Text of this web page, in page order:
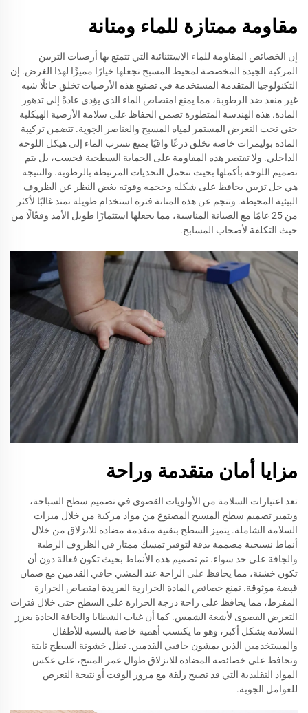
مقاومة ممتازة للماء ومتانة
إن الخصائص المقاومة للماء الاستثنائية التي تتمتع بها أرضيات التزيين
المركبة الجيدة المخصصة لمحيط المسبح تجعلها خيارًا مميزًا لهذا الغرض. إن
التكنولوجيا المتقدمة المستخدمة في تصنيع هذه الأرضيات تخلق حائلًا شبه
غير منفذ ضد الرطوبة، مما يمنع امتصاص الماء الذي يؤدي عادةً إلى تدهور
المادة. هذه الهندسة المتطورة تضمن الحفاظ على سلامة الأرضية الهيكلية
حتى تحت التعرض المستمر لمياه المسبح والعناصر الجوية. تتضمن تركيبة
المادة بوليمرات خاصة تخلق درعًا واقيًا يمنع تسرب الماء إلى هيكل اللوحة
الداخلي. ولا تقتصر هذه المقاومة على الحماية السطحية فحسب، بل يتم
تصميم اللوحة بأكملها بحيث تتحمل التحديات المرتبطة بالرطوبة. والنتيجة
هي حل تزيين يحافظ على شكله وحجمه وقوته بغض النظر عن الظروف
البيئية المحيطة. وتنجم عن هذه المتانة فترة استخدام طويلة تمتد غالبًا لأكثر
من 25 عامًا مع الصيانة المناسبة، مما يجعلها استثمارًا طويل الأمد وفعّالًا من
حيث التكلفة لأصحاب المسابح.
مزايا أمان متقدمة وراحة
تعد اعتبارات السلامة من الأولويات القصوى في تصميم سطح السباحة،
ويتميز تصميم سطح المسبح المصنوع من مواد مركبة من خلال ميزات
السلامة الشاملة. يتميز السطح بتقنية متقدمة مضادة للانزلاق من خلال
أنماط نسيجية مصممة بدقة لتوفير تمسك ممتاز في الظروف الرطبة
والجافة على حد سواء. تم تصميم هذه الأنماط بحيث تكون فعالة دون أن
تكون خشنة، مما يحافظ على الراحة عند المشي حافي القدمين مع ضمان
قبضة موثوقة. تمنع خصائص المادة الحرارية الفريدة امتصاص الحرارة
المفرط، مما يحافظ على راحة درجة الحرارة على السطح حتى خلال فترات
التعرض القصوى لأشعة الشمس. كما أن غياب الشظايا والحافة الحادة يعزز
السلامة بشكل أكبر، وهو ما يكتسب أهمية خاصة بالنسبة للأطفال
والمستخدمين الذين يمشون حافيي القدمين. تظل خشونة السطح ثابتة
وتحافظ على خصائصه المضادة للانزلاق طوال عمر المنتج، على عكس
المواد التقليدية التي قد تصبح زلقة مع مرور الوقت أو نتيجة التعرض
للعوامل الجوية.